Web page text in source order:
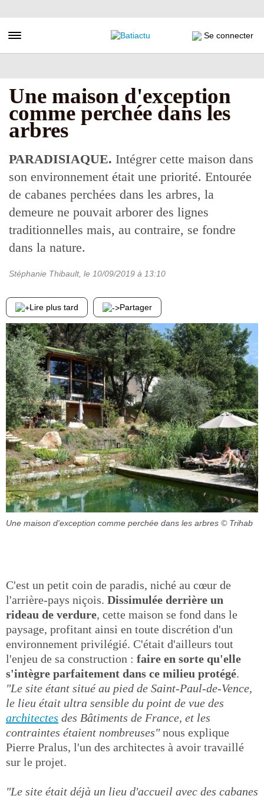
au
principal
Toggle navigation Se connecter
Une maison d'exception
comme perchée dans les
arbres
PARADISIAQUE. Intégrer cette maison dans
son environnement était une priorité. Entourée
de cabanes perchées dans les arbres, la
demeure ne pouvait arborer des lignes
traditionnelles mais, au contraire, se fondre
dans la nature.
Stéphanie Thibault, le 10/09/2019 à 13:10
Lire plus tard Partager
Une maison d'exception comme perchée dans les arbres © Trihab
C'est un petit coin de paradis, niché au cœur de
l'arrière-pays niçois. Dissimulée derrière un
rideau de verdure, cette maison se fond dans le
paysage, profitant ainsi en toute discrétion d'un
environnement privilégié. C'était d'ailleurs tout
l'enjeu de sa construction : faire en sorte qu'elle
s'intègre parfaitement dans ce milieu protégé.
"Le site étant situé au pied de Saint-Paul-de-Vence,
le lieu était ultra sensible du point de vue des
architectes des Bâtiments de France, et les
contraintes étaient nombreuses"nous explique
Pierre Pralus, l'un des architectes à avoir travaillé
sur le projet.
"Le site était déjà un lieu d'accueil avec des cabanes